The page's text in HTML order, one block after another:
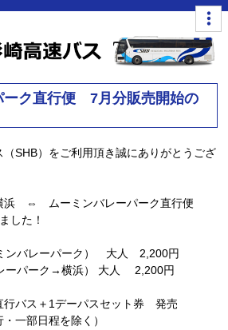
ーク直行便 7月分販売開始の
SHB）をご利用頂き誠にありがとうござ
浜 ⇔ ムーミンバレーパーク直行便
した！
ンバレーパーク） 大人 2,200円
ーパーク→横浜） 大人 2,200円
行バス＋1デーパスセット券 発売
一部日程を除く）